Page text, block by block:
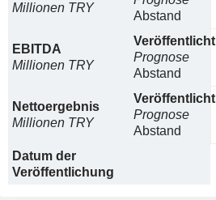
Millionen TRY
Abstand
EBITDA
Millionen TRY
Veröffentlicht
Prognose
Abstand
Nettoergebnis
Millionen TRY
Veröffentlicht
Prognose
Abstand
Datum der
Veröffentlichung